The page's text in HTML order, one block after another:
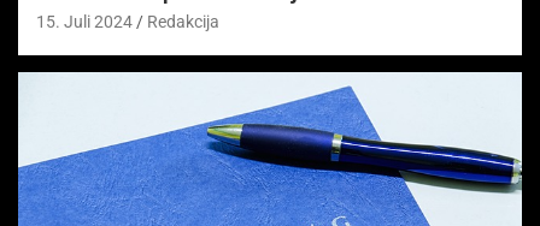
15. Juli 2024 Redakcija